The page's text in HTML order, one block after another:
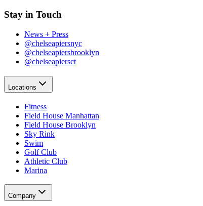
Stay in Touch​​​​‌ ‍ ​‍​‍‌‍ ‌ ​‍‌‍‍‌‌‍‌ ‌‍‍‌‌‍ ‍​‍​‍​ ‍‍​‍​‍‌ ​ ‌‍​‌‌‍ ‍‌‍‍‌‌ ‌​‌ ‍‌​‍ ‍‌‍‍‌‌‍ ​‍​‍​‍ ​​‍​‍‌‍‍​‌ ​‍‌‍‌‌‌‍‌‍​‍​‍​ ‍‍​‍​‍‌‍‍​‌ ‌​‌ ‌​‌ ​​‌ ​ ​ ‍‍​‍ ​‍ ‌‍​ ‌‍‍​‌‍‌‌‌‍ ​‌ ​ ‌‍‌‌‌‍​‌‌ ​​‌‍‍‌‌‍‌‌‌ ​‍‌ ​ ​‍ ‍‌ ​ ‌‍​‌‌‍ ‍‌‍‍‌‌ ‌​‌ ‍‌​‍ ‍‌ ​ ‌ ‌​‌ ‌‌‌‍‌​‌‍‍‌‌‍ ​‍ ‌‍‍‌‌‍ ‍‌ ‌​‌‍‌‌‌‍ ‍‌ ‌​​‍ ‌‍‌‌‌‍‌​‌‍‍‌‌ ‌​​‍ ‌‍ ‌‌‍ ‌‍‌​‌‍‌‌​ ‌‌ ​​‌ ​‍‌‍‌‌‌ ​ ‌‍‌‌‌‍ ‍‌ ‌​‌‍​‌‌ ‌​‌‍‍‌‌‍ ‌‍ ‍​ ‍ ‌‍‍‌‌‍‌​​ ‌‌‍‌‍‌‍ ‌‍ ‌ ‌​‌‍‌‌‌ ​‍​ ‍ ‌ ‌​‌ ‍‌‌ ​​‌‍‌‌​ ‌‌‍‌‍‌‍ ‌‍ ‌ ‌​‌‍‌‌‌ ​‍​ ‍ ‌ ​​‌‍​‌‌ ‌​‌‍‍​​ ‌‌‍​ ‌‍ ‌‍ ​‌ ‌‌‌‍ ‌‌‍ ‍‌ ​ ​‍‌‌​ ‌‌‌​​‍‌‌ ‌‍‍ ‌‍‌‌‌ ‍‌​‍‌‌​ ​ ‌​‌​​‍‌‌​ ​ ‌​‌​​‍‌‌​ ​‍​ ​‍​ ‍​‌‍​‍‌‍‌​​ ​‌‌‍​‍‌‍‌‌‌‍‌‌‌‍‌​‌‍​‌​ ​‍‌‍‌‌‌‍​‌​‍‌‌​ ​‍​ ​‍​‍‌‌​ ‌‌‌​‌​​‍ ‍‌ ‌​‌‍‍‌‌ ‌​‌‍ ​‌‍‌‌​ ‌‍​‍‌‍​‌‌ ​ ‌‍‌‌‌‌‌‌‌ ​‍‌‍ ​​ ‌‌‍‍​‌ ‌​‌ ‌​‌ ​​‌ ​ ​‍‌‌​ ​ ‌​​‌​‍‌‌​ ​‍‌​‌‍​‍‌‌​ ​‍‌​‌‍‌‍​ ‌‍‍​‌‍‌‌‌‍ ​‌ ​ ‌‍‌‌‌‍​‌‌ ​​‌‍‍‌‌‍‌‌‌ ​‍‌ ​ ​‍ ‍‌ ​ ‌‍​‌‌‍ ‍‌‍‍‌‌ ‌​‌ ‍‌​‍ ‍‌ ​ ‌ ‌​‌ ‌‌‌‍‌​‌‍‍‌‌‍ ​‍‌‍‌‍‍‌‌‍‌​​ ‌‌‍‌‍‌‍ ‌‍ ‌ ‌​‌‍‌‌‌ ​‍​‍‌‍‌ ‌​‌ ‍‌‌ ​​‌‍‌‌​ ‌‌‍‌‍‌‍ ‌‍ ‌ ‌​‌‍‌‌‌ ​‍​‍‌‍‌ ​​‌‍​‌‌ ‌​‌‍‍​​ ‌‌‍​ ‌‍ ‌‍ ​‌ ‌‌‌‍ ‌‌‍ ‍‌ ​ ​‍‌‌​ ‌‌‌​​‍‌‌ ‌‍‍ ‌‍‌‌‌ ‍‌​‍‌‌​ ​ ‌​‌​​‍‌‌​ ​ ‌​‌​​‍‌‌​ ​‍​ ​‍​ ‍​‌‍​‍‌‍‌​​ ​‌‌‍​‍‌‍‌‌‌‍‌‌‌‍‌​‌‍​‌​ ​‍‌‍‌‌‌‍​‌​‍‌‌​ ​‍​ ​‍​‍‌‌​ ‌‌‌​‌​​‍ ‍‌ ‌​‌‍‍‌‌ ‌​‌‍ ​‌‍‌‌​‍‌‍‌ ​​‌‍‌‌‌ ​‍‌ ​ ‌ ​​‌‍‌‌‌‍​ ‌ ‌​‌‍‍‌‌ ‌‍‌‍‌‌​ ‌‌ ​​‌ ‌‌‌‍​‍‌‍ ​‌‍‍‌‌ ​ ‌‍‍​‌‍‌‌‌‍‌​​‍​‍‌ ‌
News + Press​​​​‌ ‍ ​‍​‍‌‍ ‌ ​‍‌‍‍‌‌‍‌ ‌‍‍‌‌‍ ‍​‍​‍​ ‍‍​‍​‍‌ ​ ‌‍​‌‌‍ ‍‌‍‍‌‌ ‌​‌ ‍‌​‍ ‍‌‍‍‌‌‍ ​‍​‍​‍ ​​‍​‍‌‍‍​‌ ​‍‌‍‌‌‌‍‌‍​‍​‍​ ‍‍​‍​‍‌‍‍​‌ ‌​‌ ‌​‌ ​​‌ ​ ​ ‍‍​‍ ​‍ ‌‍​ ‌‍‍​‌‍‌‌‌‍ ​‌ ​ ‌‍‌‌‌‍​‌‌ ​​‌‍‍‌‌‍‌‌‌ ​‍‌ ​ ​‍ ‍‌ ​ ‌‍​‌‌‍ ‍‌‍‍‌‌ ‌​‌ ‍‌​‍ ‍‌ ​ ‌ ‌​‌ ‌‌‌‍‌​‌‍‍‌‌‍ ​‍ ‌‍‍‌‌‍ ‍‌ ‌​‌‍‌‌‌‍ ‍‌ ‌​​‍ ‌‍‌‌‌‍‌​‌‍‍‌‌ ‌​​‍ ‌‍ ‌‌‍ ‌‍‌​‌‍‌‌​ ‌‌ ​​‌ ​‍‌‍‌‌‌ ​ ‌‍‌‌‌‍ ‍‌ ‌​‌‍​‌‌ ‌​‌‍‍‌‌‍ ‌‍ ‍​ ‍ ‌‍‍‌‌‍‌​​ ‌‌‍‌‍‌‍ ‌‍ ‌ ‌​‌‍‌‌‌ ​‍​ ‍ ‌ ‌​‌ ‍‌‌ ​​‌‍‌‌​ ‌‌‍‌‍‌‍ ‌‍ ‌ ‌​‌‍‌‌‌ ​‍​ ‍ ‌ ​​‌‍​‌‌ ‌​‌‍‍​​ ‌‌‍​ ‌‍ ‌‍ ​‌ ‌‌‌‍ ‌‌‍ ‍‌ ​ ​‍‌‌​ ‌‌‌​​‍‌‌ ‌‍‍ ‌‍‌‌‌ ‍‌​‍‌‌​ ​ ‌​‌​​‍‌‌​ ​ ‌​‌​​‍‌‌​ ​‍​ ​‍​ ‍​‌‍​‍‌‍‌​​ ​‌‌‍​‍‌‍‌‌‌‍‌‌‌‍‌​‌‍​‌​ ​‍‌‍‌‌‌‍​‌​‍‌‌​ ​‍​ ​‍​‍‌‌​ ‌‌‌​‌​​‍ ‍‌‍ ​‌‍‍‌‌‍ ‍‌‍‍ ‌ ​ ​‍‌‌​ ‌‌‌​​‍‌‌ ‌‍‍ ‌‍‌‌‌ ‍‌​‍‌‌​ ​ ‌​‌​​‍‌‌​ ​ ‌​‌​​‍‌‌​ ​‍​ ​‍‌‍‌‍​ ‌‌​ ​‍​ ‍‌‌‍​‌‌‍‌​​ ‍​‌‍​‍​ ‍‌​ ​‍​ ‌​​ ​ ​‍‌‌​ ​‍​ ​‍​‍‌‌​ ‌‌‌​‌​​‍ ‍‌‍ ‍‌‍​‌‌‍ ‌‌‍‌‌​ ‌‍​‍‌‍​‌‌ ​ ‌‍‌‌‌‌‌‌‌ ​‍‌‍ ​​ ‌‌‍‍​‌ ‌​‌ ‌​‌ ​​‌ ​ ​‍‌‌​ ​ ‌​​‌​‍‌‌​ ​‍‌​‌‍​‍‌‌​ ​‍‌​‌‍‌‍​ ‌‍‍​‌‍‌‌‌‍ ​‌ ​ ‌‍‌‌‌‍​‌‌ ​​‌‍‍‌‌‍‌‌‌ ​‍‌ ​ ​‍ ‍‌ ​ ‌‍​‌‌‍ ‍‌‍‍‌‌ ‌​‌ ‍‌​‍ ‍‌ ​ ‌ ‌​‌ ‌‌‌‍‌​‌‍‍‌‌‍ ​‍‌‍‌‍‍‌‌‍‌​​ ‌‌‍‌‍‌‍ ‌‍ ‌ ‌​‌‍‌‌‌ ​‍​‍‌‍‌ ‌​‌ ‍‌‌ ​​‌‍‌‌​ ‌‌‍‌‍‌‍ ‌‍ ‌ ‌​‌‍‌‌‌ ​‍​‍‌‍‌ ​​‌‍​‌‌ ‌​‌‍‍​​ ‌‌‍​ ‌‍ ‌‍ ​‌ ‌‌‌‍ ‌‌‍ ‍‌ ​ ​‍‌‌​ ‌‌‌​​‍‌‌ ‌‍‍ ‌‍‌‌‌ ‍‌​‍‌‌​ ​ ‌​‌​​‍‌‌​ ​ ‌​‌​​‍‌‌​ ​‍​ ​‍​ ‍​‌‍​‍‌‍‌​​ ​‌‌‍​‍‌‍‌‌‌‍‌‌‌‍‌​‌‍​‌​ ​‍‌‍‌‌‌‍​‌​‍‌‌​ ​‍​ ​‍​‍‌‌​ ‌‌‌​‌​​‍ ‍‌‍ ​‌‍‍‌‌‍ ‍‌‍‍ ‌ ​ ​‍‌‌​ ‌‌‌​​‍‌‌ ‌‍‍ ‌‍‌‌‌ ‍‌​‍‌‌​ ​ ‌​‌​​‍‌‌​ ​ ‌​‌​​‍‌‌​ ​‍​ ​‍‌‍‌‍​ ‌‌​ ​‍​ ‍‌‌‍​‌‌‍‌​​ ‍​‌‍​‍​ ‍‌​ ​‍​ ‌​​ ​ ​‍‌‌​ ​‍​ ​‍​‍‌‌​ ‌‌‌​‌​​‍ ‍‌‍ ‍‌‍​‌‌‍ ‌‌‍‌‌​‍‌‍‌ ​​‌‍‌‌‌ ​‍‌ ​ ‌ ​​‌‍‌‌‌‍​ ‌ ‌​‌‍‍‌‌ ‌‍‌‍‌‌​ ‌‌ ​​‌ ‌‌‌‍​‍‌‍ ​‌‍‍‌‌ ​ ‌‍‍​‌‍‌‌‌‍‌​​‍​‍‌ ‌
@chelseapiersnyc​​​​‌ ‍ ​‍​‍‌‍ ‌ ​‍‌‍‍‌‌‍‌ ‌‍‍‌‌‍ ‍​‍​‍​ ‍‍​‍​‍‌ ​ ‌‍​‌‌‍ ‍‌‍‍‌‌ ‌​‌ ‍‌​‍ ‍‌‍‍‌‌‍ ​‍​‍​‍ ​​‍​‍‌‍‍​‌ ​‍‌‍‌‌‌‍‌‍​‍​‍​ ‍‍​‍​‍‌‍‍​‌ ‌​‌ ‌​‌ ​​‌ ​ ​ ‍‍​‍ ​‍ ‌‍​ ‌‍‍​‌‍‌‌‌‍ ​‌ ​ ‌‍‌‌‌‍​‌‌ ​​‌‍‍‌‌‍‌‌‌ ​‍‌ ​ ​‍ ‍‌ ​ ‌‍​‌‌‍ ‍‌‍‍‌‌ ‌​‌ ‍‌​‍ ‍‌ ​ ‌ ‌​‌ ‌‌‌‍‌​‌‍‍‌‌‍ ​‍ ‌‍‍‌‌‍ ‍‌ ‌​‌‍‌‌‌‍ ‍‌ ‌​​‍ ‌‍‌‌‌‍‌​‌‍‍‌‌ ‌​​‍ ‌‍ ‌‌‍ ‌‍‌​‌‍‌‌​ ‌‌ ​​‌ ​‍‌‍‌‌‌ ​ ‌‍‌‌‌‍ ‍‌ ‌​‌‍​‌‌ ‌​‌‍‍‌‌‍ ‌‍ ‍​ ‍ ‌‍‍‌‌‍‌​​ ‌‌‍‌‍‌‍ ‌‍ ‌ ‌​‌‍‌‌‌ ​‍​ ‍ ‌ ‌​‌ ‍‌‌ ​​‌‍‌‌​ ‌‌‍‌‍‌‍ ‌‍ ‌ ‌​‌‍‌‌‌ ​‍​ ‍ ‌ ​​‌‍​‌‌ ‌​‌‍‍​​ ‌‌‍​ ‌‍ ‌‍ ​‌ ‌‌‌‍ ‌‌‍ ‍‌ ​ ​‍‌‌​ ‌‌‌​​‍‌‌ ‌‍‍ ‌‍‌‌‌ ‍‌​‍‌‌​ ​ ‌​‌​​‍‌‌​ ​ ‌​‌​​‍‌‌​ ​‍​ ​‍​ ‍​‌‍​‍‌‍‌​​ ​‌‌‍​‍‌‍‌‌‌‍‌‌‌‍‌​‌‍​‌​ ​‍‌‍‌‌‌‍​‌​‍‌‌​ ​‍​ ​‍​‍‌‌​ ‌‌‌​‌​​‍ ‍‌‍ ​‌‍‍‌‌‍ ‍‌‍‍ ‌ ​ ​‍‌‌​ ‌‌‌​​‍‌‌ ‌‍‍ ‌‍‌‌‌ ‍‌​‍‌‌​ ​ ‌​‌​​‍‌‌​ ​ ‌​‌​​‍‌‌​ ​‍​ ​‍​ ‌​​ ​ ​ ​​‌‍‌‌‌‍​ ‌‍​‌​ ​​​ ‌​‌‍‌‌‌‍‌‍​ ‌​​ ‍‌​‍‌‌​ ​‍​ ​‍​‍‌‌​ ‌‌‌​‌​​‍ ‍‌‍ ‍‌‍​‌‌‍ ‌‌‍‌‌​ ‌‍​‍‌‍​‌‌ ​ ‌‍‌‌‌‌‌‌‌ ​‍‌‍ ​​ ‌‌‍‍​‌ ‌​‌ ‌​‌ ​​‌ ​ ​‍‌‌​ ​ ‌​​‌​‍‌‌​ ​‍‌​‌‍​‍‌‌​ ​‍‌​‌‍‌‍​ ‌‍‍​‌‍‌‌‌‍ ​‌ ​ ‌‍‌‌‌‍​‌‌ ​​‌‍‍‌‌‍‌‌‌ ​‍‌ ​ ​‍ ‍‌ ​ ‌‍​‌‌‍ ‍‌‍‍‌‌ ‌​‌ ‍‌​‍ ‍‌ ​ ‌ ‌​‌ ‌‌‌‍‌​‌‍‍‌‌‍ ​‍‌‍‌‍‍‌‌‍‌​​ ‌‌‍‌‍‌‍ ‌‍ ‌ ‌​‌‍‌‌‌ ​‍​‍‌‍‌ ‌​‌ ‍‌‌ ​​‌‍‌‌​ ‌‌‍‌‍‌‍ ‌‍ ‌ ‌​‌‍‌‌‌ ​‍​‍‌‍‌ ​​‌‍​‌‌ ‌​‌‍‍​​ ‌‌‍​ ‌‍ ‌‍ ​‌ ‌‌‌‍ ‌‌‍ ‍‌ ​ ​‍‌‌​ ‌‌‌​​‍‌‌ ‌‍‍ ‌‍‌‌‌ ‍‌​‍‌‌​ ​ ‌​‌​​‍‌‌​ ​ ‌​‌​​‍‌‌​ ​‍​ ​‍​ ‍​‌‍​‍‌‍‌​​ ​‌‌‍​‍‌‍‌‌‌‍‌‌‌‍‌​‌‍​‌​ ​‍‌‍‌‌‌‍​‌​‍‌‌​ ​‍​ ​‍​‍‌‌​ ‌‌‌​‌​​‍ ‍‌‍ ​‌‍‍‌‌‍ ‍‌‍‍ ‌ ​ ​‍‌‌​ ‌‌‌​​‍‌‌ ‌‍‍ ‌‍‌‌‌ ‍‌​‍‌‌​ ​ ‌​‌​​‍‌‌​ ​ ‌​‌​​‍‌‌​ ​‍​ ​‍​ ‌​​ ​ ​ ​​‌‍‌‌‌‍​ ‌‍​‌​ ​​​ ‌​‌‍‌‌‌‍‌‍​ ‌​​ ‍‌​‍‌‌​ ​‍​ ​‍​‍‌‌​ ‌‌‌​‌​​‍ ‍‌‍ ‍‌‍​‌‌‍ ‌‌‍‌‌​‍‌‍‌ ​​‌‍‌‌‌ ​‍‌ ​ ‌ ​​‌‍‌‌‌‍​ ‌ ‌​‌‍‍‌‌ ‌‍‌‍‌‌​ ‌‌ ​​‌ ‌‌‌‍​‍‌‍ ​‌‍‍‌‌ ​ ‌‍‍​‌‍‌‌‌‍‌​​‍​‍‌ ‌
@chelseapiersbrooklyn​​​​‌ ‍ ​‍​‍‌‍ ‌ ​‍‌‍‍‌‌‍‌ ‌‍‍‌‌‍ ‍​‍​‍​ ‍‍​‍​‍‌ ​ ‌‍​‌‌‍ ‍‌‍‍‌‌ ‌​‌ ‍‌​‍ ‍‌‍‍‌‌‍ ​‍​‍​‍ ​​‍​‍‌‍‍​‌ ​‍‌‍‌‌‌‍‌‍​‍​‍​ ‍‍​‍​‍‌‍‍​‌ ‌​‌ ‌​‌ ​​‌ ​ ​ ‍‍​‍ ​‍ ‌‍​ ‌‍‍​‌‍‌‌‌‍ ​‌ ​ ‌‍‌‌‌‍​‌‌ ​​‌‍‍‌‌‍‌‌‌ ​‍‌ ​ ​‍ ‍‌ ​ ‌‍​‌‌‍ ‍‌‍‍‌‌ ‌​‌ ‍‌​‍ ‍‌ ​ ‌ ‌​‌ ‌‌‌‍‌​‌‍‍‌‌‍ ​‍ ‌‍‍‌‌‍ ‍‌ ‌​‌‍‌‌‌‍ ‍‌ ‌​​‍ ‌‍‌‌‌‍‌​‌‍‍‌‌ ‌​​‍ ‌‍ ‌‌‍ ‌‍‌​‌‍‌‌​ ‌‌ ​​‌ ​‍‌‍‌‌‌ ​ ‌‍‌‌‌‍ ‍‌ ‌​‌‍​‌‌ ‌​‌‍‍‌‌‍ ‌‍ ‍​ ‍ ‌‍‍‌‌‍‌​​ ‌‌‍‌‍‌‍ ‌‍ ‌ ‌​‌‍‌‌‌ ​‍​ ‍ ‌ ‌​‌ ‍‌‌ ​​‌‍‌‌​ ‌‌‍‌‍‌‍ ‌‍ ‌ ‌​‌‍‌‌‌ ​‍​ ‍ ‌ ​​‌‍​‌‌ ‌​‌‍‍​​ ‌‌‍​ ‌‍ ‌‍ ​‌ ‌‌‌‍ ‌‌‍ ‍‌ ​ ​‍‌‌​ ‌‌‌​​‍‌‌ ‌‍‍ ‌‍‌‌‌ ‍‌​‍‌‌​ ​ ‌​‌​​‍‌‌​ ​ ‌​‌​​‍‌‌​ ​‍​ ​‍​ ‍​‌‍​‍‌‍‌​​ ​‌‌‍​‍‌‍‌‌‌‍‌‌‌‍‌​‌‍​‌​ ​‍‌‍‌‌‌‍​‌​‍‌‌​ ​‍​ ​‍​‍‌‌​ ‌‌‌​‌​​‍ ‍‌‍ ​‌‍‍‌‌‍ ‍‌‍‍ ‌ ​ ​‍‌‌​ ‌‌‌​​‍‌‌ ‌‍‍ ‌‍‌‌‌ ‍‌​‍‌‌​ ​ ‌​‌​​‍‌‌​ ​ ‌​‌​​‍‌‌​ ​‍​ ​‍​ ​ ​ ‌ ​ ‍​​ ​‌‌‍‌​​ ​‍‌‍‌​‌‍​‍‌‍‌‌​ ‌ ​ ​‍​ ​​​ ‌‍​ ‍‌​ ‌‌​ ​ ​ ​‍​ ‌​‌‍‌‍‌‍‌‍‌‍​‌​ ‌‌​ ‌‌‌‍​‍‌‍​ ‌‍‌‌​ ‌‌‌‍‌‌‌‍​ ‌‍​‌​ ‍​​ ​‍​‍‌‌​ ​‍​ ​‍​‍‌‌​ ‌‌‌​‌​​‍ ‍‌‍ ‍‌‍​‌‌‍ ‌‌‍‌‌​ ‌‍​‍‌‍​‌‌ ​ ‌‍‌‌‌‌‌‌‌ ​‍‌‍ ​​ ‌‌‍‍​‌ ‌​‌ ‌​‌ ​​‌ ​ ​‍‌‌​ ​ ‌​​‌​‍‌‌​ ​‍‌​‌‍​‍‌‌​ ​‍‌​‌‍‌‍​ ‌‍‍​‌‍‌‌‌‍ ​‌ ​ ‌‍‌‌‌‍​‌‌ ​​‌‍‍‌‌‍‌‌‌ ​‍‌ ​ ​‍ ‍‌ ​ ‌‍​‌‌‍ ‍‌‍‍‌‌ ‌​‌ ‍‌​‍ ‍‌ ​ ‌ ‌​‌ ‌‌‌‍‌​‌‍‍‌‌‍ ​‍‌‍‌‍‍‌‌‍‌​​ ‌‌‍‌‍‌‍ ‌‍ ‌ ‌​‌‍‌‌‌ ​‍​‍‌‍‌ ‌​‌ ‍‌‌ ​​‌‍‌‌​ ‌‌‍‌‍‌‍ ‌‍ ‌ ‌​‌‍‌‌‌ ​‍​‍‌‍‌ ​​‌‍​‌‌ ‌​‌‍‍​​ ‌‌‍​ ‌‍ ‌‍ ​‌ ‌‌‌‍ ‌‌‍ ‍‌ ​ ​‍‌‌​ ‌‌‌​​‍‌‌ ‌‍‍ ‌‍‌‌‌ ‍‌​‍‌‌​ ​ ‌​‌​​‍‌‌​ ​ ‌​‌​​‍‌‌​ ​‍​ ​‍​ ‍​‌‍​‍‌‍‌​​ ​‌‌‍​‍‌‍‌‌‌‍‌‌‌‍‌​‌‍​‌​ ​‍‌‍‌‌‌‍​‌​‍‌‌​ ​‍​ ​‍​‍‌‌​ ‌‌‌​‌​​‍ ‍‌‍ ​‌‍‍‌‌‍ ‍‌‍‍ ‌ ​ ​‍‌‌​ ‌‌‌​​‍‌‌ ‌‍‍ ‌‍‌‌‌ ‍‌​‍‌‌​ ​ ‌​‌​​‍‌‌​ ​ ‌​‌​​‍‌‌​ ​‍​ ​‍​ ​ ​ ‌ ​ ‍​​ ​‌‌‍‌​​ ​‍‌‍‌​‌‍​‍‌‍‌‌​ ‌ ​ ​‍​ ​​​ ‌‍​ ‍‌​ ‌‌​ ​ ​ ​‍​ ‌​‌‍‌‍‌‍‌‍‌‍​‌​ ‌‌​ ‌‌‌‍​‍‌‍​ ‌‍‌‌​ ‌‌‌‍‌‌‌‍​ ‌‍​‌​ ‍​​ ​‍​‍‌‌​ ​‍​ ​‍​‍‌‌​ ‌‌‌​‌​​‍ ‍‌‍ ‍‌‍​‌‌‍ ‌‌‍‌‌​‍‌‍‌ ​​‌‍‌‌‌ ​‍‌ ​ ‌ ​​‌‍‌‌‌‍​ ‌ ‌​‌‍‍‌‌ ‌‍‌‍‌‌​ ‌‌ ​​‌ ‌‌‌‍​‍‌‍ ​‌‍‍‌‌ ​ ‌‍‍​‌‍‌‌‌‍‌​​‍​‍‌ ‌
@chelseapiersct​​​​‌ ‍ ​‍​‍‌‍ ‌ ​‍‌‍‍‌‌‍‌ ‌‍‍‌‌‍ ‍​‍​‍​ ‍‍​‍​‍‌ ​ ‌‍​‌‌‍ ‍‌‍‍‌‌ ‌​‌ ‍‌​‍ ‍‌‍‍‌‌‍ ​‍​‍​‍ ​​‍​‍‌‍‍​‌ ​‍‌‍‌‌‌‍‌‍​‍​‍​ ‍‍​‍​‍‌‍‍​‌ ‌​‌ ‌​‌ ​​‌ ​ ​ ‍‍​‍ ​‍ ‌‍​ ‌‍‍​‌‍‌‌‌‍ ​‌ ​ ‌‍‌‌‌‍​‌‌ ​​‌‍‍‌‌‍‌‌‌ ​‍‌ ​ ​‍ ‍‌ ​ ‌‍​‌‌‍ ‍‌‍‍‌‌ ‌​‌ ‍‌​‍ ‍‌ ​ ‌ ‌​‌ ‌‌‌‍‌​‌‍‍‌‌‍ ​‍ ‌‍‍‌‌‍ ‍‌ ‌​‌‍‌‌‌‍ ‍‌ ‌​​‍ ‌‍‌‌‌‍‌​‌‍‍‌‌ ‌​​‍ ‌‍ ‌‌‍ ‌‍‌​‌‍‌‌​ ‌‌ ​​‌ ​‍‌‍‌‌‌ ​ ‌‍‌‌‌‍ ‍‌ ‌​‌‍​‌‌ ‌​‌‍‍‌‌‍ ‌‍ ‍​ ‍ ‌‍‍‌‌‍‌​​ ‌‌‍‌‍‌‍ ‌‍ ‌ ‌​‌‍‌‌‌ ​‍​ ‍ ‌ ‌​‌ ‍‌‌ ​​‌‍‌‌​ ‌‌‍‌‍‌‍ ‌‍ ‌ ‌​‌‍‌‌‌ ​‍​ ‍ ‌ ​​‌‍​‌‌ ‌​‌‍‍​​ ‌‌‍​ ‌‍ ‌‍ ​‌ ‌‌‌‍ ‌‌‍ ‍‌ ​ ​‍‌‌​ ‌‌‌​​‍‌‌ ‌‍‍ ‌‍‌‌‌ ‍‌​‍‌‌​ ​ ‌​‌​​‍‌‌​ ​ ‌​‌​​‍‌‌​ ​‍​ ​‍​ ‍​‌‍​‍‌‍‌​​ ​‌‌‍​‍‌‍‌‌‌‍‌‌‌‍‌​‌‍​‌​ ​‍‌‍‌‌‌‍​‌​‍‌‌​ ​‍​ ​‍​‍‌‌​ ‌‌‌​‌​​‍ ‍‌‍ ​‌‍‍‌‌‍ ‍‌‍‍ ‌ ​ ​‍‌‌​ ‌‌‌​​‍‌‌ ‌‍‍ ‌‍‌‌‌ ‍‌​‍‌‌​ ​ ‌​‌​​‍‌‌​ ​ ‌​‌​​‍‌‌​ ​‍​ ​‍‌‍​‌‌‍‌​​ ‌ ‌‍‌‌‌‍​ ​ ‌‌​ ‌‍​ ‌​​ ​​​ ‌ ‌‍​‍‌‍​‌‌‍‌​​ ‌‍‌‍‌‍​ ‍​​ ‍‌‌‍‌‍‌‍​‍​ ‌‍‌‍​‍​ ​​​ ‌​​ ​ ‌‍‌​‌‍​‍​ ​‌​ ‌‍​ ​ ​ ‌ ​ ​‌​ ‌‍​‍‌‌​ ​‍​ ​‍​‍‌‌​ ‌‌‌​‌​​‍ ‍‌‍ ‍‌‍​‌‌‍ ‌‌‍‌‌​ ‌‍​‍‌‍​‌‌ ​ ‌‍‌‌‌‌‌‌‌ ​‍‌‍ ​​ ‌‌‍‍​‌ ‌​‌ ‌​‌ ​​‌ ​ ​‍‌‌​ ​ ‌​​‌​‍‌‌​ ​‍‌​‌‍​‍‌‌​ ​‍‌​‌‍‌‍​ ‌‍‍​‌‍‌‌‌‍ ​‌ ​ ‌‍‌‌‌‍​‌‌ ​​‌‍‍‌‌‍‌‌‌ ​‍‌ ​ ​‍ ‍‌ ​ ‌‍​‌‌‍ ‍‌‍‍‌‌ ‌​‌ ‍‌​‍ ‍‌ ​ ‌ ‌​‌ ‌‌‌‍‌​‌‍‍‌‌‍ ​‍‌‍‌‍‍‌‌‍‌​​ ‌‌‍‌‍‌‍ ‌‍ ‌ ‌​‌‍‌‌‌ ​‍​‍‌‍‌ ‌​‌ ‍‌‌ ​​‌‍‌‌​ ‌‌‍‌‍‌‍ ‌‍ ‌ ‌​‌‍‌‌‌ ​‍​‍‌‍‌ ​​‌‍​‌‌ ‌​‌‍‍​​ ‌‌‍​ ‌‍ ‌‍ ​‌ ‌‌‌‍ ‌‌‍ ‍‌ ​ ​‍‌‌​ ‌‌‌​​‍‌‌ ‌‍‍ ‌‍‌‌‌ ‍‌​‍‌‌​ ​ ‌​‌​​‍‌‌​ ​ ‌​‌​​‍‌‌​ ​‍​ ​‍​ ‍​‌‍​‍‌‍‌​​ ​‌‌‍​‍‌‍‌‌‌‍‌‌‌‍‌​‌‍​‌​ ​‍‌‍‌‌‌‍​‌​‍‌‌​ ​‍​ ​‍​‍‌‌​ ‌‌‌​‌​​‍ ‍‌‍ ​‌‍‍‌‌‍ ‍‌‍‍ ‌ ​ ​‍‌‌​ ‌‌‌​​‍‌‌ ‌‍‍ ‌‍‌‌‌ ‍‌​‍‌‌​ ​ ‌​‌​​‍‌‌​ ​ ‌​‌​​‍‌‌​ ​‍​ ​‍‌‍​‌‌‍‌​​ ‌ ‌‍‌‌‌‍​ ​ ‌‌​ ‌‍​ ‌​​ ​​​ ‌ ‌‍​‍‌‍​‌‌‍‌​​ ‌‍‌‍‌‍​ ‍​​ ‍‌‌‍‌‍‌‍​‍​ ‌‍‌‍​‍​ ​​​ ‌​​ ​ ‌‍‌​‌‍​‍​ ​‌​ ‌‍​ ​ ​ ‌ ​ ​‌​ ‌‍​‍‌‌​ ​‍​ ​‍​‍‌‌​ ‌‌‌​‌​​‍ ‍‌‍ ‍‌‍​‌‌‍ ‌‌‍‌‌​‍‌‍‌ ​​‌‍‌‌‌ ​‍‌ ​ ‌ ​​‌‍‌‌‌‍​ ‌ ‌​‌‍‍‌‌ ‌‍‌‍‌‌​ ‌‌ ​​‌ ‌‌‌‍​‍‌‍ ​‌‍‍‌‌ ​ ‌‍‍​‌‍‌‌‌‍‌​​‍​‍‌ ‌
Locations​​​​‌ ‍ ​‍​‍‌‍ ‌ ​‍‌‍‍‌‌‍‌ ‌‍‍‌‌‍ ‍​‍​‍​ ‍‍​‍​‍‌ ​ ‌‍​‌‌‍ ‍‌‍‍‌‌ ‌​‌ ‍‌​‍ ‍‌‍‍‌‌‍ ​‍​‍​‍ ​​‍​‍‌‍‍​‌ ​‍‌‍‌‌‌‍‌‍​‍​‍​ ‍‍​‍​‍‌‍‍​‌ ‌​‌ ‌​‌ ​​‌ ​ ​ ‍‍​‍ ​‍ ‌‍​ ‌‍‍​‌‍‌‌‌‍ ​‌ ​ ‌‍‌‌‌‍​‌‌ ​​‌‍‍‌‌‍‌‌‌ ​‍‌ ​ ​‍ ‍‌ ​ ‌‍​‌‌‍ ‍‌‍‍‌‌ ‌​‌ ‍‌​‍ ‍‌ ​ ‌ ‌​‌ ‌‌‌‍‌​‌‍‍‌‌‍ ​‍ ‌‍‍‌‌‍ ‍‌ ‌​‌‍‌‌‌‍ ‍‌ ‌​​‍ ‌‍‌‌‌‍‌​‌‍‍‌‌ ‌​​‍ ‌‍ ‌‌‍ ‌‍‌​‌‍‌‌​ ‌‌ ​​‌ ​‍‌‍‌‌‌ ​ ‌‍‌‌‌‍ ‍‌ ‌​‌‍​‌‌ ‌​‌‍‍‌‌‍ ‌‍ ‍​ ‍ ‌‍‍‌‌‍‌​​ ‌‌‍‌‍‌‍ ‌‍ ‌ ‌​‌‍‌‌‌ ​‍​ ‍ ‌ ‌​‌ ‍‌‌ ​​‌‍‌‌​ ‌‌‍‌‍‌‍ ‌‍ ‌ ‌​‌‍‌‌‌ ​‍​ ‍ ‌ ​​‌‍​‌‌ ‌​‌‍‍​​ ‌‌‍​ ‌‍ ‌‍ ​‌ ‌‌‌‍ ‌‌‍ ‍‌ ​ ​‍‌‌​ ‌‌‌​​‍‌‌ ‌‍‍ ‌‍‌‌‌ ‍‌​‍‌‌​ ​ ‌​‌​​‍‌‌​ ​ ‌​‌​​‍‌‌​ ​‍​ ​‍‌‍‌‌‌‍​‍​ ​‍​ ‍​‌‍​ ​ ‌‌‌‍​ ‌‍​ ‌‍‌‌‌‍​‍‌‍​‌​ ​‌​‍‌‌​ ​‍​ ​‍​‍‌‌​ ‌‌‌​‌​​‍ ‍‌ ‌​‌‍‍‌‌ ‌​‌‍ ​‌‍‌‌​ ‌‍​‍‌‍​‌‌ ​ ‌‍‌‌‌‌‌‌‌ ​‍‌‍ ​​ ‌‌‍‍​‌ ‌​‌ ‌​‌ ​​‌ ​ ​‍‌‌​ ​ ‌​​‌​‍‌‌​ ​‍‌​‌‍​‍‌‌​ ​‍‌​‌‍‌‍​ ‌‍‍​‌‍‌‌‌‍ ​‌ ​ ‌‍‌‌‌‍​‌‌ ​​‌‍‍‌‌‍‌‌‌ ​‍‌ ​ ​‍ ‍‌ ​ ‌‍​‌‌‍ ‍‌‍‍‌‌ ‌​‌ ‍‌​‍ ‍‌ ​ ‌ ‌​‌ ‌‌‌‍‌​‌‍‍‌‌‍ ​‍‌‍‌‍‍‌‌‍‌​​ ‌‌‍‌‍‌‍ ‌‍ ‌ ‌​‌‍‌‌‌ ​‍​‍‌‍‌ ‌​‌ ‍‌‌ ​​‌‍‌‌​ ‌‌‍‌‍‌‍ ‌‍ ‌ ‌​‌‍‌‌‌ ​‍​‍‌‍‌ ​​‌‍​‌‌ ‌​‌‍‍​​ ‌‌‍​ ‌‍ ‌‍ ​‌ ‌‌‌‍ ‌‌‍ ‍‌ ​ ​‍‌‌​ ‌‌‌​​‍‌‌ ‌‍‍ ‌‍‌‌‌ ‍‌​‍‌‌​ ​ ‌​‌​​‍‌‌​ ​ ‌​‌​​‍‌‌​ ​‍​ ​‍‌‍‌‌‌‍​‍​ ​‍​ ‍​‌‍​ ​ ‌‌‌‍​ ‌‍​ ‌‍‌‌‌‍​‍‌‍​‌​ ​‌​‍‌‌​ ​‍​ ​‍​‍‌‌​ ‌‌‌​‌​​‍ ‍‌ ‌​‌‍‍‌‌ ‌​‌‍ ​‌‍‌‌​‍‌‍‌ ​​‌‍‌‌‌ ​‍‌ ​ ‌ ​​‌‍‌‌‌‍​ ‌ ‌​‌‍‍‌‌ ‌‍‌‍‌‌​ ‌‌ ​​‌ ‌‌‌‍​‍‌‍ ​‌‍‍‌‌ ​ ‌‍‍​‌‍‌‌‌‍‌​​‍​‍‌ ‌
Fitness​​​​‌ ‍ ​‍​‍‌‍ ‌ ​‍‌‍‍‌‌‍‌ ‌‍‍‌‌‍ ‍​‍​‍​ ‍‍​‍​‍‌ ​ ‌‍​‌‌‍ ‍‌‍‍‌‌ ‌​‌ ‍‌​‍ ‍‌‍‍‌‌‍ ​‍​‍​‍ ​​‍​‍‌‍‍​‌ ​‍‌‍‌‌‌‍‌‍​‍​‍​ ‍‍​‍​‍‌‍‍​‌ ‌​‌ ‌​‌ ​​‌ ​ ​ ‍‍​‍ ​‍ ‌‍​ ‌‍‍​‌‍‌‌‌‍ ​‌ ​ ‌‍‌‌‌‍​‌‌ ​​‌‍‍‌‌‍‌‌‌ ​‍‌ ​ ​‍ ‍‌ ​ ‌‍​‌‌‍ ‍‌‍‍‌‌ ‌​‌ ‍‌​‍ ‍‌ ​ ‌ ‌​‌ ‌‌‌‍‌​‌‍‍‌‌‍ ​‍ ‌‍‍‌‌‍ ‍‌ ‌​‌‍‌‌‌‍ ‍‌ ‌​​‍ ‌‍‌‌‌‍‌​‌‍‍‌‌ ‌​​‍ ‌‍ ‌‌‍ ‌‍‌​‌‍‌‌​ ‌‌ ​​‌ ​‍‌‍‌‌‌ ​ ‌‍‌‌‌‍ ‍‌ ‌​‌‍​‌‌ ‌​‌‍‍‌‌‍ ‌‍ ‍​ ‍ ‌‍‍‌‌‍‌​​ ‌‌‍‌‍‌‍ ‌‍ ‌ ‌​‌‍‌‌‌ ​‍​ ‍ ‌ ‌​‌ ‍‌‌ ​​‌‍‌‌​ ‌‌‍‌‍‌‍ ‌‍ ‌ ‌​‌‍‌‌‌ ​‍​ ‍ ‌ ​​‌‍​‌‌ ‌​‌‍‍​​ ‌‌‍​ ‌‍ ‌‍ ​‌ ‌‌‌‍ ‌‌‍ ‍‌ ​ ​‍‌‌​ ‌‌‌​​‍‌‌ ‌‍‍ ‌‍‌‌‌ ‍‌​‍‌‌​ ​ ‌​‌​​‍‌‌​ ​ ‌​‌​​‍‌‌​ ​‍​ ​‍‌‍‌‌‌‍​‍​ ​‍​ ‍​‌‍​ ​ ‌‌‌‍​ ‌‍​ ‌‍‌‌‌‍​‍‌‍​‌​ ​‌​‍‌‌​ ​‍​ ​‍​‍‌‌​ ‌‌‌​‌​​‍ ‍‌‍ ​‌‍‍‌‌‍ ‍‌‍‍ ‌ ​ ​‍‌‌​ ‌‌‌​​‍‌‌ ‌‍‍ ‌‍‌‌‌ ‍‌​‍‌‌​ ​ ‌​‌​​‍‌‌​ ​ ‌​‌​​‍‌‌​ ​‍​ ​‍​ ​‍​ ​ ​ ​ ‌‍​ ‌‍‌‌​ ‍​​ ‌‍​ ​‌​ ‌​‌‍​‌‌‍​ ​ ‍‌​‍‌‌​ ​‍​ ​‍​‍‌‌​ ‌‌‌​‌​​‍ ‍‌‍ ‍‌‍​‌‌‍ ‌‌‍‌‌​ ‌‍​‍‌‍​‌‌ ​ ‌‍‌‌‌‌‌‌‌ ​‍‌‍ ​​ ‌‌‍‍​‌ ‌​‌ ‌​‌ ​​‌ ​ ​‍‌‌​ ​ ‌​​‌​‍‌‌​ ​‍‌​‌‍​‍‌‌​ ​‍‌​‌‍‌‍​ ‌‍‍​‌‍‌‌‌‍ ​‌ ​ ‌‍‌‌‌‍​‌‌ ​​‌‍‍‌‌‍‌‌‌ ​‍‌ ​ ​‍ ‍‌ ​ ‌‍​‌‌‍ ‍‌‍‍‌‌ ‌​‌ ‍‌​‍ ‍‌ ​ ‌ ‌​‌ ‌‌‌‍‌​‌‍‍‌‌‍ ​‍‌‍‌‍‍‌‌‍‌​​ ‌‌‍‌‍‌‍ ‌‍ ‌ ‌​‌‍‌‌‌ ​‍​‍‌‍‌ ‌​‌ ‍‌‌ ​​‌‍‌‌​ ‌‌‍‌‍‌‍ ‌‍ ‌ ‌​‌‍‌‌‌ ​‍​‍‌‍‌ ​​‌‍​‌‌ ‌​‌‍‍​​ ‌‌‍​ ‌‍ ‌‍ ​‌ ‌‌‌‍ ‌‌‍ ‍‌ ​ ​‍‌‌​ ‌‌‌​​‍‌‌ ‌‍‍ ‌‍‌‌‌ ‍‌​‍‌‌​ ​ ‌​‌​​‍‌‌​ ​ ‌​‌​​‍‌‌​ ​‍​ ​‍‌‍‌‌‌‍​‍​ ​‍​ ‍​‌‍​ ​ ‌‌‌‍​ ‌‍​ ‌‍‌‌‌‍​‍‌‍​‌​ ​‌​‍‌‌​ ​‍​ ​‍​‍‌‌​ ‌‌‌​‌​​‍ ‍‌‍ ​‌‍‍‌‌‍ ‍‌‍‍ ‌ ​ ​‍‌‌​ ‌‌‌​​‍‌‌ ‌‍‍ ‌‍‌‌‌ ‍‌​‍‌‌​ ​ ‌​‌​​‍‌‌​ ​ ‌​‌​​‍‌‌​ ​‍​ ​‍​ ​‍​ ​ ​ ​ ‌‍​ ‌‍‌‌​ ‍​​ ‌‍​ ​‌​ ‌​‌‍​‌‌‍​ ​ ‍‌​‍‌‌​ ​‍​ ​‍​‍‌‌​ ‌‌‌​‌​​‍ ‍‌‍ ‍‌‍​‌‌‍ ‌‌‍‌‌​‍‌‍‌ ​​‌‍‌‌‌ ​‍‌ ​ ‌ ​​‌‍‌‌‌‍​ ‌ ‌​‌‍‍‌‌ ‌‍‌‍‌‌​ ‌‌ ​​‌ ‌‌‌‍​‍‌‍ ​‌‍‍‌‌ ​ ‌‍‍​‌‍‌‌‌‍‌​​‍​‍‌ ‌
Field House Manhattan​​​​‌ ‍ ​‍​‍‌‍ ‌ ​‍‌‍‍‌‌‍‌ ‌‍‍‌‌‍ ‍​‍​‍​ ‍‍​‍​‍‌ ​ ‌‍​‌‌‍ ‍‌‍‍‌‌ ‌​‌ ‍‌​‍ ‍‌‍‍‌‌‍ ​‍​‍​‍ ​​‍​‍‌‍‍​‌ ​‍‌‍‌‌‌‍‌‍​‍​‍​ ‍‍​‍​‍‌‍‍​‌ ‌​‌ ‌​‌ ​​‌ ​ ​ ‍‍​‍ ​‍ ‌‍​ ‌‍‍​‌‍‌‌‌‍ ​‌ ​ ‌‍‌‌‌‍​‌‌ ​​‌‍‍‌‌‍‌‌‌ ​‍‌ ​ ​‍ ‍‌ ​ ‌‍​‌‌‍ ‍‌‍‍‌‌ ‌​‌ ‍‌​‍ ‍‌ ​ ‌ ‌​‌ ‌‌‌‍‌​‌‍‍‌‌‍ ​‍ ‌‍‍‌‌‍ ‍‌ ‌​‌‍‌‌‌‍ ‍‌ ‌​​‍ ‌‍‌‌‌‍‌​‌‍‍‌‌ ‌​​‍ ‌‍ ‌‌‍ ‌‍‌​‌‍‌‌​ ‌‌ ​​‌ ​‍‌‍‌‌‌ ​ ‌‍‌‌‌‍ ‍‌ ‌​‌‍​‌‌ ‌​‌‍‍‌‌‍ ‌‍ ‍​ ‍ ‌‍‍‌‌‍‌​​ ‌‌‍‌‍‌‍ ‌‍ ‌ ‌​‌‍‌‌‌ ​‍​ ‍ ‌ ‌​‌ ‍‌‌ ​​‌‍‌‌​ ‌‌‍‌‍‌‍ ‌‍ ‌ ‌​‌‍‌‌‌ ​‍​ ‍ ‌ ​​‌‍​‌‌ ‌​‌‍‍​​ ‌‌‍​ ‌‍ ‌‍ ​‌ ‌‌‌‍ ‌‌‍ ‍‌ ​ ​‍‌‌​ ‌‌‌​​‍‌‌ ‌‍‍ ‌‍‌‌‌ ‍‌​‍‌‌​ ​ ‌​‌​​‍‌‌​ ​ ‌​‌​​‍‌‌​ ​‍​ ​‍‌‍‌‌‌‍​‍​ ​‍​ ‍​‌‍​ ​ ‌‌‌‍​ ‌‍​ ‌‍‌‌‌‍​‍‌‍​‌​ ​‌​‍‌‌​ ​‍​ ​‍​‍‌‌​ ‌‌‌​‌​​‍ ‍‌‍ ​‌‍‍‌‌‍ ‍‌‍‍ ‌ ​ ​‍‌‌​ ‌‌‌​​‍‌‌ ‌‍‍ ‌‍‌‌‌ ‍‌​‍‌‌​ ​ ‌​‌​​‍‌‌​ ​ ‌​‌​​‍‌‌​ ​‍​ ​‍​ ​‌​ ​ ​ ​‌‌‍​‍​ ​​​ ​‌‌‍​‌​ ‌ ​ ​‍​ ​‍​ ‌‍​ ‌​​‍‌‌​ ​‍​ ​‍​‍‌‌​ ‌‌‌​‌​​‍ ‍‌‍ ‍‌‍​‌‌‍ ‌‌‍‌‌​ ‌‍​‍‌‍​‌‌ ​ ‌‍‌‌‌‌‌‌‌ ​‍‌‍ ​​ ‌‌‍‍​‌ ‌​‌ ‌​‌ ​​‌ ​ ​‍‌‌​ ​ ‌​​‌​‍‌‌​ ​‍‌​‌‍​‍‌‌​ ​‍‌​‌‍‌‍​ ‌‍‍​‌‍‌‌‌‍ ​‌ ​ ‌‍‌‌‌‍​‌‌ ​​‌‍‍‌‌‍‌‌‌ ​‍‌ ​ ​‍ ‍‌ ​ ‌‍​‌‌‍ ‍‌‍‍‌‌ ‌​‌ ‍‌​‍ ‍‌ ​ ‌ ‌​‌ ‌‌‌‍‌​‌‍‍‌‌‍ ​‍‌‍‌‍‍‌‌‍‌​​ ‌‌‍‌‍‌‍ ‌‍ ‌ ‌​‌‍‌‌‌ ​‍​‍‌‍‌ ‌​‌ ‍‌‌ ​​‌‍‌‌​ ‌‌‍‌‍‌‍ ‌‍ ‌ ‌​‌‍‌‌‌ ​‍​‍‌‍‌ ​​‌‍​‌‌ ‌​‌‍‍​​ ‌‌‍​ ‌‍ ‌‍ ​‌ ‌‌‌‍ ‌‌‍ ‍‌ ​ ​‍‌‌​ ‌‌‌​​‍‌‌ ‌‍‍ ‌‍‌‌‌ ‍‌​‍‌‌​ ​ ‌​‌​​‍‌‌​ ​ ‌​‌​​‍‌‌​ ​‍​ ​‍‌‍‌‌‌‍​‍​ ​‍​ ‍​‌‍​ ​ ‌‌‌‍​ ‌‍​ ‌‍‌‌‌‍​‍‌‍​‌​ ​‌​‍‌‌​ ​‍​ ​‍​‍‌‌​ ‌‌‌​‌​​‍ ‍‌‍ ​‌‍‍‌‌‍ ‍‌‍‍ ‌ ​ ​‍‌‌​ ‌‌‌​​‍‌‌ ‌‍‍ ‌‍‌‌‌ ‍‌​‍‌‌​ ​ ‌​‌​​‍‌‌​ ​ ‌​‌​​‍‌‌​ ​‍​ ​‍​ ​‌​ ​ ​ ​‌‌‍​‍​ ​​​ ​‌‌‍​‌​ ‌ ​ ​‍​ ​‍​ ‌‍​ ‌​​‍‌‌​ ​‍​ ​‍​‍‌‌​ ‌‌‌​‌​​‍ ‍‌‍ ‍‌‍​‌‌‍ ‌‌‍‌‌​‍‌‍‌ ​​‌‍‌‌‌ ​‍‌ ​ ‌ ​​‌‍‌‌‌‍​ ‌ ‌​‌‍‍‌‌ ‌‍‌‍‌‌​ ‌‌ ​​‌ ‌‌‌‍​‍‌‍ ​‌‍‍‌‌ ​ ‌‍‍​‌‍‌‌‌‍‌​​‍​‍‌ ‌
Field House Brooklyn​​​​‌ ‍ ​‍​‍‌‍ ‌ ​‍‌‍‍‌‌‍‌ ‌‍‍‌‌‍ ‍​‍​‍​ ‍‍​‍​‍‌ ​ ‌‍​‌‌‍ ‍‌‍‍‌‌ ‌​‌ ‍‌​‍ ‍‌‍‍‌‌‍ ​‍​‍​‍ ​​‍​‍‌‍‍​‌ ​‍‌‍‌‌‌‍‌‍​‍​‍​ ‍‍​‍​‍‌‍‍​‌ ‌​‌ ‌​‌ ​​‌ ​ ​ ‍‍​‍ ​‍ ‌‍​ ‌‍‍​‌‍‌‌‌‍ ​‌ ​ ‌‍‌‌‌‍​‌‌ ​​‌‍‍‌‌‍‌‌‌ ​‍‌ ​ ​‍ ‍‌ ​ ‌‍​‌‌‍ ‍‌‍‍‌‌ ‌​‌ ‍‌​‍ ‍‌ ​ ‌ ‌​‌ ‌‌‌‍‌​‌‍‍‌‌‍ ​‍ ‌‍‍‌‌‍ ‍‌ ‌​‌‍‌‌‌‍ ‍‌ ‌​​‍ ‌‍‌‌‌‍‌​‌‍‍‌‌ ‌​​‍ ‌‍ ‌‌‍ ‌‍‌​‌‍‌‌​ ‌‌ ​​‌ ​‍‌‍‌‌‌ ​ ‌‍‌‌‌‍ ‍‌ ‌​‌‍​‌‌ ‌​‌‍‍‌‌‍ ‌‍ ‍​ ‍ ‌‍‍‌‌‍‌​​ ‌‌‍‌‍‌‍ ‌‍ ‌ ‌​‌‍‌‌‌ ​‍​ ‍ ‌ ‌​‌ ‍‌‌ ​​‌‍‌‌​ ‌‌‍‌‍‌‍ ‌‍ ‌ ‌​‌‍‌‌‌ ​‍​ ‍ ‌ ​​‌‍​‌‌ ‌​‌‍‍​​ ‌‌‍​ ‌‍ ‌‍ ​‌ ‌‌‌‍ ‌‌‍ ‍‌ ​ ​‍‌‌​ ‌‌‌​​‍‌‌ ‌‍‍ ‌‍‌‌‌ ‍‌​‍‌‌​ ​ ‌​‌​​‍‌‌​ ​ ‌​‌​​‍‌‌​ ​‍​ ​‍‌‍‌‌‌‍​‍​ ​‍​ ‍​‌‍​ ​ ‌‌‌‍​ ‌‍​ ‌‍‌‌‌‍​‍‌‍​‌​ ​‌​‍‌‌​ ​‍​ ​‍​‍‌‌​ ‌‌‌​‌​​‍ ‍‌‍ ​‌‍‍‌‌‍ ‍‌‍‍ ‌ ​ ​‍‌‌​ ‌‌‌​​‍‌‌ ‌‍‍ ‌‍‌‌‌ ‍‌​‍‌‌​ ​ ‌​‌​​‍‌‌​ ​ ‌​‌​​‍‌‌​ ​‍​ ​‍​ ‌‍​ ‍​​ ‌ ‌‍‌​​ ​‌​ ​‍​ ‌‌​ ‌‍​ ​‍​ ​‌‌‍​ ​ ​‌​‍‌‌​ ​‍​ ​‍​‍‌‌​ ‌‌‌​‌​​‍ ‍‌‍ ‍‌‍​‌‌‍ ‌‌‍‌‌​ ‌‍​‍‌‍​‌‌ ​ ‌‍‌‌‌‌‌‌‌ ​‍‌‍ ​​ ‌‌‍‍​‌ ‌​‌ ‌​‌ ​​‌ ​ ​‍‌‌​ ​ ‌​​‌​‍‌‌​ ​‍‌​‌‍​‍‌‌​ ​‍‌​‌‍‌‍​ ‌‍‍​‌‍‌‌‌‍ ​‌ ​ ‌‍‌‌‌‍​‌‌ ​​‌‍‍‌‌‍‌‌‌ ​‍‌ ​ ​‍ ‍‌ ​ ‌‍​‌‌‍ ‍‌‍‍‌‌ ‌​‌ ‍‌​‍ ‍‌ ​ ‌ ‌​‌ ‌‌‌‍‌​‌‍‍‌‌‍ ​‍‌‍‌‍‍‌‌‍‌​​ ‌‌‍‌‍‌‍ ‌‍ ‌ ‌​‌‍‌‌‌ ​‍​‍‌‍‌ ‌​‌ ‍‌‌ ​​‌‍‌‌​ ‌‌‍‌‍‌‍ ‌‍ ‌ ‌​‌‍‌‌‌ ​‍​‍‌‍‌ ​​‌‍​‌‌ ‌​‌‍‍​​ ‌‌‍​ ‌‍ ‌‍ ​‌ ‌‌‌‍ ‌‌‍ ‍‌ ​ ​‍‌‌​ ‌‌‌​​‍‌‌ ‌‍‍ ‌‍‌‌‌ ‍‌​‍‌‌​ ​ ‌​‌​​‍‌‌​ ​ ‌​‌​​‍‌‌​ ​‍​ ​‍‌‍‌‌‌‍​‍​ ​‍​ ‍​‌‍​ ​ ‌‌‌‍​ ‌‍​ ‌‍‌‌‌‍​‍‌‍​‌​ ​‌​‍‌‌​ ​‍​ ​‍​‍‌‌​ ‌‌‌​‌​​‍ ‍‌‍ ​‌‍‍‌‌‍ ‍‌‍‍ ‌ ​ ​‍‌‌​ ‌‌‌​​‍‌‌ ‌‍‍ ‌‍‌‌‌ ‍‌​‍‌‌​ ​ ‌​‌​​‍‌‌​ ​ ‌​‌​​‍‌‌​ ​‍​ ​‍​ ‌‍​ ‍​​ ‌ ‌‍‌​​ ​‌​ ​‍​ ‌‌​ ‌‍​ ​‍​ ​‌‌‍​ ​ ​‌​‍‌‌​ ​‍​ ​‍​‍‌‌​ ‌‌‌​‌​​‍ ‍‌‍ ‍‌‍​‌‌‍ ‌‌‍‌‌​‍‌‍‌ ​​‌‍‌‌‌ ​‍‌ ​ ‌ ​​‌‍‌‌‌‍​ ‌ ‌​‌‍‍‌‌ ‌‍‌‍‌‌​ ‌‌ ​​‌ ‌‌‌‍​‍‌‍ ​‌‍‍‌‌ ​ ‌‍‍​‌‍‌‌‌‍‌​​‍​‍‌ ‌
Sky Rink​​​​‌ ‍ ​‍​‍‌‍ ‌ ​‍‌‍‍‌‌‍‌ ‌‍‍‌‌‍ ‍​‍​‍​ ‍‍​‍​‍‌ ​ ‌‍​‌‌‍ ‍‌‍‍‌‌ ‌​‌ ‍‌​‍ ‍‌‍‍‌‌‍ ​‍​‍​‍ ​​‍​‍‌‍‍​‌ ​‍‌‍‌‌‌‍‌‍​‍​‍​ ‍‍​‍​‍‌‍‍​‌ ‌​‌ ‌​‌ ​​‌ ​ ​ ‍‍​‍ ​‍ ‌‍​ ‌‍‍​‌‍‌‌‌‍ ​‌ ​ ‌‍‌‌‌‍​‌‌ ​​‌‍‍‌‌‍‌‌‌ ​‍‌ ​ ​‍ ‍‌ ​ ‌‍​‌‌‍ ‍‌‍‍‌‌ ‌​‌ ‍‌​‍ ‍‌ ​ ‌ ‌​‌ ‌‌‌‍‌​‌‍‍‌‌‍ ​‍ ‌‍‍‌‌‍ ‍‌ ‌​‌‍‌‌‌‍ ‍‌ ‌​​‍ ‌‍‌‌‌‍‌​‌‍‍‌‌ ‌​​‍ ‌‍ ‌‌‍ ‌‍‌​‌‍‌‌​ ‌‌ ​​‌ ​‍‌‍‌‌‌ ​ ‌‍‌‌‌‍ ‍‌ ‌​‌‍​‌‌ ‌​‌‍‍‌‌‍ ‌‍ ‍​ ‍ ‌‍‍‌‌‍‌​​ ‌‌‍‌‍‌‍ ‌‍ ‌ ‌​‌‍‌‌‌ ​‍​ ‍ ‌ ‌​‌ ‍‌‌ ​​‌‍‌‌​ ‌‌‍‌‍‌‍ ‌‍ ‌ ‌​‌‍‌‌‌ ​‍​ ‍ ‌ ​​‌‍​‌‌ ‌​‌‍‍​​ ‌‌‍​ ‌‍ ‌‍ ​‌ ‌‌‌‍ ‌‌‍ ‍‌ ​ ​‍‌‌​ ‌‌‌​​‍‌‌ ‌‍‍ ‌‍‌‌‌ ‍‌​‍‌‌​ ​ ‌​‌​​‍‌‌​ ​ ‌​‌​​‍‌‌​ ​‍​ ​‍‌‍‌‌‌‍​‍​ ​‍​ ‍​‌‍​ ​ ‌‌‌‍​ ‌‍​ ‌‍‌‌‌‍​‍‌‍​‌​ ​‌​‍‌‌​ ​‍​ ​‍​‍‌‌​ ‌‌‌​‌​​‍ ‍‌‍ ​‌‍‍‌‌‍ ‍‌‍‍ ‌ ​ ​‍‌‌​ ‌‌‌​​‍‌‌ ‌‍‍ ‌‍‌‌‌ ‍‌​‍‌‌​ ​ ‌​‌​​‍‌‌​ ​ ‌​‌​​‍‌‌​ ​‍​ ​‍​ ‌​​ ‌ ‌‍‌‍‌‍‌‍​ ​​​ ‌‍​ ‌‌​ ‌​‌‍‌​‌‍‌​​ ​‌‌‍​‍​‍‌‌​ ​‍​ ​‍​‍‌‌​ ‌‌‌​‌​​‍ ‍‌‍ ‍‌‍​‌‌‍ ‌‌‍‌‌​ ‌‍​‍‌‍​‌‌ ​ ‌‍‌‌‌‌‌‌‌ ​‍‌‍ ​​ ‌‌‍‍​‌ ‌​‌ ‌​‌ ​​‌ ​ ​‍‌‌​ ​ ‌​​‌​‍‌‌​ ​‍‌​‌‍​‍‌‌​ ​‍‌​‌‍‌‍​ ‌‍‍​‌‍‌‌‌‍ ​‌ ​ ‌‍‌‌‌‍​‌‌ ​​‌‍‍‌‌‍‌‌‌ ​‍‌ ​ ​‍ ‍‌ ​ ‌‍​‌‌‍ ‍‌‍‍‌‌ ‌​‌ ‍‌​‍ ‍‌ ​ ‌ ‌​‌ ‌‌‌‍‌​‌‍‍‌‌‍ ​‍‌‍‌‍‍‌‌‍‌​​ ‌‌‍‌‍‌‍ ‌‍ ‌ ‌​‌‍‌‌‌ ​‍​‍‌‍‌ ‌​‌ ‍‌‌ ​​‌‍‌‌​ ‌‌‍‌‍‌‍ ‌‍ ‌ ‌​‌‍‌‌‌ ​‍​‍‌‍‌ ​​‌‍​‌‌ ‌​‌‍‍​​ ‌‌‍​ ‌‍ ‌‍ ​‌ ‌‌‌‍ ‌‌‍ ‍‌ ​ ​‍‌‌​ ‌‌‌​​‍‌‌ ‌‍‍ ‌‍‌‌‌ ‍‌​‍‌‌​ ​ ‌​‌​​‍‌‌​ ​ ‌​‌​​‍‌‌​ ​‍​ ​‍‌‍‌‌‌‍​‍​ ​‍​ ‍​‌‍​ ​ ‌‌‌‍​ ‌‍​ ‌‍‌‌‌‍​‍‌‍​‌​ ​‌​‍‌‌​ ​‍​ ​‍​‍‌‌​ ‌‌‌​‌​​‍ ‍‌‍ ​‌‍‍‌‌‍ ‍‌‍‍ ‌ ​ ​‍‌‌​ ‌‌‌​​‍‌‌ ‌‍‍ ‌‍‌‌‌ ‍‌​‍‌‌​ ​ ‌​‌​​‍‌‌​ ​ ‌​‌​​‍‌‌​ ​‍​ ​‍​ ‌​​ ‌ ‌‍‌‍‌‍‌‍​ ​​​ ‌‍​ ‌‌​ ‌​‌‍‌​‌‍‌​​ ​‌‌‍​‍​‍‌‌​ ​‍​ ​‍​‍‌‌​ ‌‌‌​‌​​‍ ‍‌‍ ‍‌‍​‌‌‍ ‌‌‍‌‌​‍‌‍‌ ​​‌‍‌‌‌ ​‍‌ ​ ‌ ​​‌‍‌‌‌‍​ ‌ ‌​‌‍‍‌‌ ‌‍‌‍‌‌​ ‌‌ ​​‌ ‌‌‌‍​‍‌‍ ​‌‍‍‌‌ ​ ‌‍‍​‌‍‌‌‌‍‌​​‍​‍‌ ‌
Swim​​​​‌ ‍ ​‍​‍‌‍ ‌ ​‍‌‍‍‌‌‍‌ ‌‍‍‌‌‍ ‍​‍​‍​ ‍‍​‍​‍‌ ​ ‌‍​‌‌‍ ‍‌‍‍‌‌ ‌​‌ ‍‌​‍ ‍‌‍‍‌‌‍ ​‍​‍​‍ ​​‍​‍‌‍‍​‌ ​‍‌‍‌‌‌‍‌‍​‍​‍​ ‍‍​‍​‍‌‍‍​‌ ‌​‌ ‌​‌ ​​‌ ​ ​ ‍‍​‍ ​‍ ‌‍​ ‌‍‍​‌‍‌‌‌‍ ​‌ ​ ‌‍‌‌‌‍​‌‌ ​​‌‍‍‌‌‍‌‌‌ ​‍‌ ​ ​‍ ‍‌ ​ ‌‍​‌‌‍ ‍‌‍‍‌‌ ‌​‌ ‍‌​‍ ‍‌ ​ ‌ ‌​‌ ‌‌‌‍‌​‌‍‍‌‌‍ ​‍ ‌‍‍‌‌‍ ‍‌ ‌​‌‍‌‌‌‍ ‍‌ ‌​​‍ ‌‍‌‌‌‍‌​‌‍‍‌‌ ‌​​‍ ‌‍ ‌‌‍ ‌‍‌​‌‍‌‌​ ‌‌ ​​‌ ​‍‌‍‌‌‌ ​ ‌‍‌‌‌‍ ‍‌ ‌​‌‍​‌‌ ‌​‌‍‍‌‌‍ ‌‍ ‍​ ‍ ‌‍‍‌‌‍‌​​ ‌‌‍‌‍‌‍ ‌‍ ‌ ‌​‌‍‌‌‌ ​‍​ ‍ ‌ ‌​‌ ‍‌‌ ​​‌‍‌‌​ ‌‌‍‌‍‌‍ ‌‍ ‌ ‌​‌‍‌‌‌ ​‍​ ‍ ‌ ​​‌‍​‌‌ ‌​‌‍‍​​ ‌‌‍​ ‌‍ ‌‍ ​‌ ‌‌‌‍ ‌‌‍ ‍‌ ​ ​‍‌‌​ ‌‌‌​​‍‌‌ ‌‍‍ ‌‍‌‌‌ ‍‌​‍‌‌​ ​ ‌​‌​​‍‌‌​ ​ ‌​‌​​‍‌‌​ ​‍​ ​‍‌‍‌‌‌‍​‍​ ​‍​ ‍​‌‍​ ​ ‌‌‌‍​ ‌‍​ ‌‍‌‌‌‍​‍‌‍​‌​ ​‌​‍‌‌​ ​‍​ ​‍​‍‌‌​ ‌‌‌​‌​​‍ ‍‌‍ ​‌‍‍‌‌‍ ‍‌‍‍ ‌ ​ ​‍‌‌​ ‌‌‌​​‍‌‌ ‌‍‍ ‌‍‌‌‌ ‍‌​‍‌‌​ ​ ‌​‌​​‍‌‌​ ​ ‌​‌​​‍‌‌​ ​‍​ ​‍‌‍‌‍‌‍‌‍​ ​​​ ‌‌​ ‌‌​ ‌​​ ​‍‌‍​ ​ ​‌​ ​ ‌‍​ ‌‍​‌‌‍​ ‌‍‌‌​ ‌‍​ ​‌​ ​ ‌‍​ ‌‍​‍​ ‌​​ ‍​‌‍‌​​ ‍​​ ‌‍​ ‌‌‌‍​‍​ ‌​​ ‌​​ ​‌​ ‍‌​ ‍‌‌‍​ ​‍‌‌​ ​‍​ ​‍​‍‌‌​ ‌‌‌​‌​​‍ ‍‌‍ ‍‌‍​‌‌‍ ‌‌‍‌‌​ ‌‍​‍‌‍​‌‌ ​ ‌‍‌‌‌‌‌‌‌ ​‍‌‍ ​​ ‌‌‍‍​‌ ‌​‌ ‌​‌ ​​‌ ​ ​‍‌‌​ ​ ‌​​‌​‍‌‌​ ​‍‌​‌‍​‍‌‌​ ​‍‌​‌‍‌‍​ ‌‍‍​‌‍‌‌‌‍ ​‌ ​ ‌‍‌‌‌‍​‌‌ ​​‌‍‍‌‌‍‌‌‌ ​‍‌ ​ ​‍ ‍‌ ​ ‌‍​‌‌‍ ‍‌‍‍‌‌ ‌​‌ ‍‌​‍ ‍‌ ​ ‌ ‌​‌ ‌‌‌‍‌​‌‍‍‌‌‍ ​‍‌‍‌‍‍‌‌‍‌​​ ‌‌‍‌‍‌‍ ‌‍ ‌ ‌​‌‍‌‌‌ ​‍​‍‌‍‌ ‌​‌ ‍‌‌ ​​‌‍‌‌​ ‌‌‍‌‍‌‍ ‌‍ ‌ ‌​‌‍‌‌‌ ​‍​‍‌‍‌ ​​‌‍​‌‌ ‌​‌‍‍​​ ‌‌‍​ ‌‍ ‌‍ ​‌ ‌‌‌‍ ‌‌‍ ‍‌ ​ ​‍‌‌​ ‌‌‌​​‍‌‌ ‌‍‍ ‌‍‌‌‌ ‍‌​‍‌‌​ ​ ‌​‌​​‍‌‌​ ​ ‌​‌​​‍‌‌​ ​‍​ ​‍‌‍‌‌‌‍​‍​ ​‍​ ‍​‌‍​ ​ ‌‌‌‍​ ‌‍​ ‌‍‌‌‌‍​‍‌‍​‌​ ​‌​‍‌‌​ ​‍​ ​‍​‍‌‌​ ‌‌‌​‌​​‍ ‍‌‍ ​‌‍‍‌‌‍ ‍‌‍‍ ‌ ​ ​‍‌‌​ ‌‌‌​​‍‌‌ ‌‍‍ ‌‍‌‌‌ ‍‌​‍‌‌​ ​ ‌​‌​​‍‌‌​ ​ ‌​‌​​‍‌‌​ ​‍​ ​‍‌‍‌‍‌‍‌‍​ ​​​ ‌‌​ ‌‌​ ‌​​ ​‍‌‍​ ​ ​‌​ ​ ‌‍​ ‌‍​‌‌‍​ ‌‍‌‌​ ‌‍​ ​‌​ ​ ‌‍​ ‌‍​‍​ ‌​​ ‍​‌‍‌​​ ‍​​ ‌‍​ ‌‌‌‍​‍​ ‌​​ ‌​​ ​‌​ ‍‌​ ‍‌‌‍​ ​‍‌‌​ ​‍​ ​‍​‍‌‌​ ‌‌‌​‌​​‍ ‍‌‍ ‍‌‍​‌‌‍ ‌‌‍‌‌​‍‌‍‌ ​​‌‍‌‌‌ ​‍‌ ​ ‌ ​​‌‍‌‌‌‍​ ‌ ‌​‌‍‍‌‌ ‌‍‌‍‌‌​ ‌‌ ​​‌ ‌‌‌‍​‍‌‍ ​‌‍‍‌‌ ​ ‌‍‍​‌‍‌‌‌‍‌​​‍​‍‌ ‌
Golf Club​​​​‌ ‍ ​‍​‍‌‍ ‌ ​‍‌‍‍‌‌‍‌ ‌‍‍‌‌‍ ‍​‍​‍​ ‍‍​‍​‍‌ ​ ‌‍​‌‌‍ ‍‌‍‍‌‌ ‌​‌ ‍‌​‍ ‍‌‍‍‌‌‍ ​‍​‍​‍ ​​‍​‍‌‍‍​‌ ​‍‌‍‌‌‌‍‌‍​‍​‍​ ‍‍​‍​‍‌‍‍​‌ ‌​‌ ‌​‌ ​​‌ ​ ​ ‍‍​‍ ​‍ ‌‍​ ‌‍‍​‌‍‌‌‌‍ ​‌ ​ ‌‍‌‌‌‍​‌‌ ​​‌‍‍‌‌‍‌‌‌ ​‍‌ ​ ​‍ ‍‌ ​ ‌‍​‌‌‍ ‍‌‍‍‌‌ ‌​‌ ‍‌​‍ ‍‌ ​ ‌ ‌​‌ ‌‌‌‍‌​‌‍‍‌‌‍ ​‍ ‌‍‍‌‌‍ ‍‌ ‌​‌‍‌‌‌‍ ‍‌ ‌​​‍ ‌‍‌‌‌‍‌​‌‍‍‌‌ ‌​​‍ ‌‍ ‌‌‍ ‌‍‌​‌‍‌‌​ ‌‌ ​​‌ ​‍‌‍‌‌‌ ​ ‌‍‌‌‌‍ ‍‌ ‌​‌‍​‌‌ ‌​‌‍‍‌‌‍ ‌‍ ‍​ ‍ ‌‍‍‌‌‍‌​​ ‌‌‍‌‍‌‍ ‌‍ ‌ ‌​‌‍‌‌‌ ​‍​ ‍ ‌ ‌​‌ ‍‌‌ ​​‌‍‌‌​ ‌‌‍‌‍‌‍ ‌‍ ‌ ‌​‌‍‌‌‌ ​‍​ ‍ ‌ ​​‌‍​‌‌ ‌​‌‍‍​​ ‌‌‍​ ‌‍ ‌‍ ​‌ ‌‌‌‍ ‌‌‍ ‍‌ ​ ​‍‌‌​ ‌‌‌​​‍‌‌ ‌‍‍ ‌‍‌‌‌ ‍‌​‍‌‌​ ​ ‌​‌​​‍‌‌​ ​ ‌​‌​​‍‌‌​ ​‍​ ​‍‌‍‌‌‌‍​‍​ ​‍​ ‍​‌‍​ ​ ‌‌‌‍​ ‌‍​ ‌‍‌‌‌‍​‍‌‍​‌​ ​‌​‍‌‌​ ​‍​ ​‍​‍‌‌​ ‌‌‌​‌​​‍ ‍‌‍ ​‌‍‍‌‌‍ ‍‌‍‍ ‌ ​ ​‍‌‌​ ‌‌‌​​‍‌‌ ‌‍‍ ‌‍‌‌‌ ‍‌​‍‌‌​ ​ ‌​‌​​‍‌‌​ ​ ‌​‌​​‍‌‌​ ​‍​ ​‍​ ‌​‌‍‌‌​ ‌‍‌‍‌​​ ​‍​ ‌‍​ ​‍‌‍‌‍‌‍​‌‌‍​ ‌‍​ ‌‍​ ​‍‌‌​ ​‍​ ​‍​‍‌‌​ ‌‌‌​‌​​‍ ‍‌‍ ‍‌‍​‌‌‍ ‌‌‍‌‌​ ‌‍​‍‌‍​‌‌ ​ ‌‍‌‌‌‌‌‌‌ ​‍‌‍ ​​ ‌‌‍‍​‌ ‌​‌ ‌​‌ ​​‌ ​ ​‍‌‌​ ​ ‌​​‌​‍‌‌​ ​‍‌​‌‍​‍‌‌​ ​‍‌​‌‍‌‍​ ‌‍‍​‌‍‌‌‌‍ ​‌ ​ ‌‍‌‌‌‍​‌‌ ​​‌‍‍‌‌‍‌‌‌ ​‍‌ ​ ​‍ ‍‌ ​ ‌‍​‌‌‍ ‍‌‍‍‌‌ ‌​‌ ‍‌​‍ ‍‌ ​ ‌ ‌​‌ ‌‌‌‍‌​‌‍‍‌‌‍ ​‍‌‍‌‍‍‌‌‍‌​​ ‌‌‍‌‍‌‍ ‌‍ ‌ ‌​‌‍‌‌‌ ​‍​‍‌‍‌ ‌​‌ ‍‌‌ ​​‌‍‌‌​ ‌‌‍‌‍‌‍ ‌‍ ‌ ‌​‌‍‌‌‌ ​‍​‍‌‍‌ ​​‌‍​‌‌ ‌​‌‍‍​​ ‌‌‍​ ‌‍ ‌‍ ​‌ ‌‌‌‍ ‌‌‍ ‍‌ ​ ​‍‌‌​ ‌‌‌​​‍‌‌ ‌‍‍ ‌‍‌‌‌ ‍‌​‍‌‌​ ​ ‌​‌​​‍‌‌​ ​ ‌​‌​​‍‌‌​ ​‍​ ​‍‌‍‌‌‌‍​‍​ ​‍​ ‍​‌‍​ ​ ‌‌‌‍​ ‌‍​ ‌‍‌‌‌‍​‍‌‍​‌​ ​‌​‍‌‌​ ​‍​ ​‍​‍‌‌​ ‌‌‌​‌​​‍ ‍‌‍ ​‌‍‍‌‌‍ ‍‌‍‍ ‌ ​ ​‍‌‌​ ‌‌‌​​‍‌‌ ‌‍‍ ‌‍‌‌‌ ‍‌​‍‌‌​ ​ ‌​‌​​‍‌‌​ ​ ‌​‌​​‍‌‌​ ​‍​ ​‍​ ‌​‌‍‌‌​ ‌‍‌‍‌​​ ​‍​ ‌‍​ ​‍‌‍‌‍‌‍​‌‌‍​ ‌‍​ ‌‍​ ​‍‌‌​ ​‍​ ​‍​‍‌‌​ ‌‌‌​‌​​‍ ‍‌‍ ‍‌‍​‌‌‍ ‌‌‍‌‌​‍‌‍‌ ​​‌‍‌‌‌ ​‍‌ ​ ‌ ​​‌‍‌‌‌‍​ ‌ ‌​‌‍‍‌‌ ‌‍‌‍‌‌​ ‌‌ ​​‌ ‌‌‌‍​‍‌‍ ​‌‍‍‌‌ ​ ‌‍‍​‌‍‌‌‌‍‌​​‍​‍‌ ‌
Athletic Club​​​​‌ ‍ ​‍​‍‌‍ ‌ ​‍‌‍‍‌‌‍‌ ‌‍‍‌‌‍ ‍​‍​‍​ ‍‍​‍​‍‌ ​ ‌‍​‌‌‍ ‍‌‍‍‌‌ ‌​‌ ‍‌​‍ ‍‌‍‍‌‌‍ ​‍​‍​‍ ​​‍​‍‌‍‍​‌ ​‍‌‍‌‌‌‍‌‍​‍​‍​ ‍‍​‍​‍‌‍‍​‌ ‌​‌ ‌​‌ ​​‌ ​ ​ ‍‍​‍ ​‍ ‌‍​ ‌‍‍​‌‍‌‌‌‍ ​‌ ​ ‌‍‌‌‌‍​‌‌ ​​‌‍‍‌‌‍‌‌‌ ​‍‌ ​ ​‍ ‍‌ ​ ‌‍​‌‌‍ ‍‌‍‍‌‌ ‌​‌ ‍‌​‍ ‍‌ ​ ‌ ‌​‌ ‌‌‌‍‌​‌‍‍‌‌‍ ​‍ ‌‍‍‌‌‍ ‍‌ ‌​‌‍‌‌‌‍ ‍‌ ‌​​‍ ‌‍‌‌‌‍‌​‌‍‍‌‌ ‌​​‍ ‌‍ ‌‌‍ ‌‍‌​‌‍‌‌​ ‌‌ ​​‌ ​‍‌‍‌‌‌ ​ ‌‍‌‌‌‍ ‍‌ ‌​‌‍​‌‌ ‌​‌‍‍‌‌‍ ‌‍ ‍​ ‍ ‌‍‍‌‌‍‌​​ ‌‌‍‌‍‌‍ ‌‍ ‌ ‌​‌‍‌‌‌ ​‍​ ‍ ‌ ‌​‌ ‍‌‌ ​​‌‍‌‌​ ‌‌‍‌‍‌‍ ‌‍ ‌ ‌​‌‍‌‌‌ ​‍​ ‍ ‌ ​​‌‍​‌‌ ‌​‌‍‍​​ ‌‌‍​ ‌‍ ‌‍ ​‌ ‌‌‌‍ ‌‌‍ ‍‌ ​ ​‍‌‌​ ‌‌‌​​‍‌‌ ‌‍‍ ‌‍‌‌‌ ‍‌​‍‌‌​ ​ ‌​‌​​‍‌‌​ ​ ‌​‌​​‍‌‌​ ​‍​ ​‍‌‍‌‌‌‍​‍​ ​‍​ ‍​‌‍​ ​ ‌‌‌‍​ ‌‍​ ‌‍‌‌‌‍​‍‌‍​‌​ ​‌​‍‌‌​ ​‍​ ​‍​‍‌‌​ ‌‌‌​‌​​‍ ‍‌‍ ​‌‍‍‌‌‍ ‍‌‍‍ ‌ ​ ​‍‌‌​ ‌‌‌​​‍‌‌ ‌‍‍ ‌‍‌‌‌ ‍‌​‍‌‌​ ​ ‌​‌​​‍‌‌​ ​ ‌​‌​​‍‌‌​ ​‍​ ​‍​ ‍​‌‍​‌​ ​ ​ ‌​‌‍​‌​ ‌ ‌‍‌​‌‍​‌​ ​ ​ ‍​‌‍‌‌‌‍​ ​‍‌‌​ ​‍​ ​‍​‍‌‌​ ‌‌‌​‌​​‍ ‍‌‍ ‍‌‍​‌‌‍ ‌‌‍‌‌​ ‌‍​‍‌‍​‌‌ ​ ‌‍‌‌‌‌‌‌‌ ​‍‌‍ ​​ ‌‌‍‍​‌ ‌​‌ ‌​‌ ​​‌ ​ ​‍‌‌​ ​ ‌​​‌​‍‌‌​ ​‍‌​‌‍​‍‌‌​ ​‍‌​‌‍‌‍​ ‌‍‍​‌‍‌‌‌‍ ​‌ ​ ‌‍‌‌‌‍​‌‌ ​​‌‍‍‌‌‍‌‌‌ ​‍‌ ​ ​‍ ‍‌ ​ ‌‍​‌‌‍ ‍‌‍‍‌‌ ‌​‌ ‍‌​‍ ‍‌ ​ ‌ ‌​‌ ‌‌‌‍‌​‌‍‍‌‌‍ ​‍‌‍‌‍‍‌‌‍‌​​ ‌‌‍‌‍‌‍ ‌‍ ‌ ‌​‌‍‌‌‌ ​‍​‍‌‍‌ ‌​‌ ‍‌‌ ​​‌‍‌‌​ ‌‌‍‌‍‌‍ ‌‍ ‌ ‌​‌‍‌‌‌ ​‍​‍‌‍‌ ​​‌‍​‌‌ ‌​‌‍‍​​ ‌‌‍​ ‌‍ ‌‍ ​‌ ‌‌‌‍ ‌‌‍ ‍‌ ​ ​‍‌‌​ ‌‌‌​​‍‌‌ ‌‍‍ ‌‍‌‌‌ ‍‌​‍‌‌​ ​ ‌​‌​​‍‌‌​ ​ ‌​‌​​‍‌‌​ ​‍​ ​‍‌‍‌‌‌‍​‍​ ​‍​ ‍​‌‍​ ​ ‌‌‌‍​ ‌‍​ ‌‍‌‌‌‍​‍‌‍​‌​ ​‌​‍‌‌​ ​‍​ ​‍​‍‌‌​ ‌‌‌​‌​​‍ ‍‌‍ ​‌‍‍‌‌‍ ‍‌‍‍ ‌ ​ ​‍‌‌​ ‌‌‌​​‍‌‌ ‌‍‍ ‌‍‌‌‌ ‍‌​‍‌‌​ ​ ‌​‌​​‍‌‌​ ​ ‌​‌​​‍‌‌​ ​‍​ ​‍​ ‍​‌‍​‌​ ​ ​ ‌​‌‍​‌​ ‌ ‌‍‌​‌‍​‌​ ​ ​ ‍​‌‍‌‌‌‍​ ​‍‌‌​ ​‍​ ​‍​‍‌‌​ ‌‌‌​‌​​‍ ‍‌‍ ‍‌‍​‌‌‍ ‌‌‍‌‌​‍‌‍‌ ​​‌‍‌‌‌ ​‍‌ ​ ‌ ​​‌‍‌‌‌‍​ ‌ ‌​‌‍‍‌‌ ‌‍‌‍‌‌​ ‌‌ ​​‌ ‌‌‌‍​‍‌‍ ​‌‍‍‌‌ ​ ‌‍‍​‌‍‌‌‌‍‌​​‍​‍‌ ‌
Marina​​​​‌ ‍ ​‍​‍‌‍ ‌ ​‍‌‍‍‌‌‍‌ ‌‍‍‌‌‍ ‍​‍​‍​ ‍‍​‍​‍‌ ​ ‌‍​‌‌‍ ‍‌‍‍‌‌ ‌​‌ ‍‌​‍ ‍‌‍‍‌‌‍ ​‍​‍​‍ ​​‍​‍‌‍‍​‌ ​‍‌‍‌‌‌‍‌‍​‍​‍​ ‍‍​‍​‍‌‍‍​‌ ‌​‌ ‌​‌ ​​‌ ​ ​ ‍‍​‍ ​‍ ‌‍​ ‌‍‍​‌‍‌‌‌‍ ​‌ ​ ‌‍‌‌‌‍​‌‌ ​​‌‍‍‌‌‍‌‌‌ ​‍‌ ​ ​‍ ‍‌ ​ ‌‍​‌‌‍ ‍‌‍‍‌‌ ‌​‌ ‍‌​‍ ‍‌ ​ ‌ ‌​‌ ‌‌‌‍‌​‌‍‍‌‌‍ ​‍ ‌‍‍‌‌‍ ‍‌ ‌​‌‍‌‌‌‍ ‍‌ ‌​​‍ ‌‍‌‌‌‍‌​‌‍‍‌‌ ‌​​‍ ‌‍ ‌‌‍ ‌‍‌​‌‍‌‌​ ‌‌ ​​‌ ​‍‌‍‌‌‌ ​ ‌‍‌‌‌‍ ‍‌ ‌​‌‍​‌‌ ‌​‌‍‍‌‌‍ ‌‍ ‍​ ‍ ‌‍‍‌‌‍‌​​ ‌‌‍‌‍‌‍ ‌‍ ‌ ‌​‌‍‌‌‌ ​‍​ ‍ ‌ ‌​‌ ‍‌‌ ​​‌‍‌‌​ ‌‌‍‌‍‌‍ ‌‍ ‌ ‌​‌‍‌‌‌ ​‍​ ‍ ‌ ​​‌‍​‌‌ ‌​‌‍‍​​ ‌‌‍​ ‌‍ ‌‍ ​‌ ‌‌‌‍ ‌‌‍ ‍‌ ​ ​‍‌‌​ ‌‌‌​​‍‌‌ ‌‍‍ ‌‍‌‌‌ ‍‌​‍‌‌​ ​ ‌​‌​​‍‌‌​ ​ ‌​‌​​‍‌‌​ ​‍​ ​‍‌‍‌‌‌‍​‍​ ​‍​ ‍​‌‍​ ​ ‌‌‌‍​ ‌‍​ ‌‍‌‌‌‍​‍‌‍​‌​ ​‌​‍‌‌​ ​‍​ ​‍​‍‌‌​ ‌‌‌​‌​​‍ ‍‌‍ ​‌‍‍‌‌‍ ‍‌‍‍ ‌ ​ ​‍‌‌​ ‌‌‌​​‍‌‌ ‌‍‍ ‌‍‌‌‌ ‍‌​‍‌‌​ ​ ‌​‌​​‍‌‌​ ​ ‌​‌​​‍‌‌​ ​‍​ ​‍​ ‌‍​ ‌‌​ ‌‍​ ‌‌‌‍‌‌‌‍‌‍‌‍​‌​ ​​​ ‌‍​ ‌‌​ ‌​‌‍‌​​‍‌‌​ ​‍​ ​‍​‍‌‌​ ‌‌‌​‌​​‍ ‍‌‍ ‍‌‍​‌‌‍ ‌‌‍‌‌​ ‌‍​‍‌‍​‌‌ ​ ‌‍‌‌‌‌‌‌‌ ​‍‌‍ ​​ ‌‌‍‍​‌ ‌​‌ ‌​‌ ​​‌ ​ ​‍‌‌​ ​ ‌​​‌​‍‌‌​ ​‍‌​‌‍​‍‌‌​ ​‍‌​‌‍‌‍​ ‌‍‍​‌‍‌‌‌‍ ​‌ ​ ‌‍‌‌‌‍​‌‌ ​​‌‍‍‌‌‍‌‌‌ ​‍‌ ​ ​‍ ‍‌ ​ ‌‍​‌‌‍ ‍‌‍‍‌‌ ‌​‌ ‍‌​‍ ‍‌ ​ ‌ ‌​‌ ‌‌‌‍‌​‌‍‍‌‌‍ ​‍‌‍‌‍‍‌‌‍‌​​ ‌‌‍‌‍‌‍ ‌‍ ‌ ‌​‌‍‌‌‌ ​‍​‍‌‍‌ ‌​‌ ‍‌‌ ​​‌‍‌‌​ ‌‌‍‌‍‌‍ ‌‍ ‌ ‌​‌‍‌‌‌ ​‍​‍‌‍‌ ​​‌‍​‌‌ ‌​‌‍‍​​ ‌‌‍​ ‌‍ ‌‍ ​‌ ‌‌‌‍ ‌‌‍ ‍‌ ​ ​‍‌‌​ ‌‌‌​​‍‌‌ ‌‍‍ ‌‍‌‌‌ ‍‌​‍‌‌​ ​ ‌​‌​​‍‌‌​ ​ ‌​‌​​‍‌‌​ ​‍​ ​‍‌‍‌‌‌‍​‍​ ​‍​ ‍​‌‍​ ​ ‌‌‌‍​ ‌‍​ ‌‍‌‌‌‍​‍‌‍​‌​ ​‌​‍‌‌​ ​‍​ ​‍​‍‌‌​ ‌‌‌​‌​​‍ ‍‌‍ ​‌‍‍‌‌‍ ‍‌‍‍ ‌ ​ ​‍‌‌​ ‌‌‌​​‍‌‌ ‌‍‍ ‌‍‌‌‌ ‍‌​‍‌‌​ ​ ‌​‌​​‍‌‌​ ​ ‌​‌​​‍‌‌​ ​‍​ ​‍​ ‌‍​ ‌‌​ ‌‍​ ‌‌‌‍‌‌‌‍‌‍‌‍​‌​ ​​​ ‌‍​ ‌‌​ ‌​‌‍‌​​‍‌‌​ ​‍​ ​‍​‍‌‌​ ‌‌‌​‌​​‍ ‍‌‍ ‍‌‍​‌‌‍ ‌‌‍‌‌​‍‌‍‌ ​​‌‍‌‌‌ ​‍‌ ​ ‌ ​​‌‍‌‌‌‍​ ‌ ‌​‌‍‍‌‌ ‌‍‌‍‌‌​ ‌‌ ​​‌ ‌‌‌‍​‍‌‍ ​‌‍‍‌‌ ​ ‌‍‍​‌‍‌‌‌‍‌​​‍​‍‌ ‌
Company​​​​‌ ‍ ​‍​‍‌‍ ‌ ​‍‌‍‍‌‌‍‌ ‌‍‍‌‌‍ ‍​‍​‍​ ‍‍​‍​‍‌ ​ ‌‍​‌‌‍ ‍‌‍‍‌‌ ‌​‌ ‍‌​‍ ‍‌‍‍‌‌‍ ​‍​‍​‍ ​​‍​‍‌‍‍​‌ ​‍‌‍‌‌‌‍‌‍​‍​‍​ ‍‍​‍​‍‌‍‍​‌ ‌​‌ ‌​‌ ​​‌ ​ ​ ‍‍​‍ ​‍ ‌‍​ ‌‍‍​‌‍‌‌‌‍ ​‌ ​ ‌‍‌‌‌‍​‌‌ ​​‌‍‍‌‌‍‌‌‌ ​‍‌ ​ ​‍ ‍‌ ​ ‌‍​‌‌‍ ‍‌‍‍‌‌ ‌​‌ ‍‌​‍ ‍‌ ​ ‌ ‌​‌ ‌‌‌‍‌​‌‍‍‌‌‍ ​‍ ‌‍‍‌‌‍ ‍‌ ‌​‌‍‌‌‌‍ ‍‌ ‌​​‍ ‌‍‌‌‌‍‌​‌‍‍‌‌ ‌​​‍ ‌‍ ‌‌‍ ‌‍‌​‌‍‌‌​ ‌‌ ​​‌ ​‍‌‍‌‌‌ ​ ‌‍‌‌‌‍ ‍‌ ‌​‌‍​‌‌ ‌​‌‍‍‌‌‍ ‌‍ ‍​ ‍ ‌‍‍‌‌‍‌​​ ‌‌‍‌‍‌‍ ‌‍ ‌ ‌​‌‍‌‌‌ ​‍​ ‍ ‌ ‌​‌ ‍‌‌ ​​‌‍‌‌​ ‌‌‍‌‍‌‍ ‌‍ ‌ ‌​‌‍‌‌‌ ​‍​ ‍ ‌ ​​‌‍​‌‌ ‌​‌‍‍​​ ‌‌‍​ ‌‍ ‌‍ ​‌ ‌‌‌‍ ‌‌‍ ‍‌ ​ ​‍‌‌​ ‌‌‌​​‍‌‌ ‌‍‍ ‌‍‌‌‌ ‍‌​‍‌‌​ ​ ‌​‌​​‍‌‌​ ​ ‌​‌​​‍‌‌​ ​‍​ ​‍‌‍​ ​ ​ ​ ‌​​ ​​‌‍​ ​ ‌‍‌‍‌​​ ‌​‌‍‌‍‌‍‌‌‌‍‌‌‌‍‌​​‍‌‌​ ​‍​ ​‍​‍‌‌​ ‌‌‌​‌​​‍ ‍‌ ‌​‌‍‍‌‌ ‌​‌‍ ​‌‍‌‌​ ‌‍​‍‌‍​‌‌ ​ ‌‍‌‌‌‌‌‌‌ ​‍‌‍ ​​ ‌‌‍‍​‌ ‌​‌ ‌​‌ ​​‌ ​ ​‍‌‌​ ​ ‌​​‌​‍‌‌​ ​‍‌​‌‍​‍‌‌​ ​‍‌​‌‍‌‍​ ‌‍‍​‌‍‌‌‌‍ ​‌ ​ ‌‍‌‌‌‍​‌‌ ​​‌‍‍‌‌‍‌‌‌ ​‍‌ ​ ​‍ ‍‌ ​ ‌‍​‌‌‍ ‍‌‍‍‌‌ ‌​‌ ‍‌​‍ ‍‌ ​ ‌ ‌​‌ ‌‌‌‍‌​‌‍‍‌‌‍ ​‍‌‍‌‍‍‌‌‍‌​​ ‌‌‍‌‍‌‍ ‌‍ ‌ ‌​‌‍‌‌‌ ​‍​‍‌‍‌ ‌​‌ ‍‌‌ ​​‌‍‌‌​ ‌‌‍‌‍‌‍ ‌‍ ‌ ‌​‌‍‌‌‌ ​‍​‍‌‍‌ ​​‌‍​‌‌ ‌​‌‍‍​​ ‌‌‍​ ‌‍ ‌‍ ​‌ ‌‌‌‍ ‌‌‍ ‍‌ ​ ​‍‌‌​ ‌‌‌​​‍‌‌ ‌‍‍ ‌‍‌‌‌ ‍‌​‍‌‌​ ​ ‌​‌​​‍‌‌​ ​ ‌​‌​​‍‌‌​ ​‍​ ​‍‌‍​ ​ ​ ​ ‌​​ ​​‌‍​ ​ ‌‍‌‍‌​​ ‌​‌‍‌‍‌‍‌‌‌‍‌‌‌‍‌​​‍‌‌​ ​‍​ ​‍​‍‌‌​ ‌‌‌​‌​​‍ ‍‌ ‌​‌‍‍‌‌ ‌​‌‍ ​‌‍‌‌​‍‌‍‌ ​​‌‍‌‌‌ ​‍‌ ​ ‌ ​​‌‍‌‌‌‍​ ‌ ‌​‌‍‍‌‌ ‌‍‌‍‌‌​ ‌‌ ​​‌ ‌‌‌‍​‍‌‍ ​‌‍‍‌‌ ​ ‌‍‍​‌‍‌‌‌‍‌​​‍​‍‌ ‌